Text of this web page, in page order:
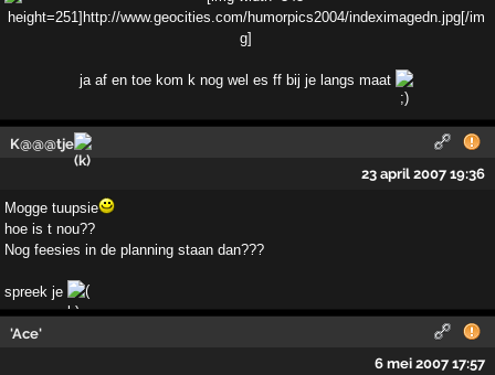
ja af en toe kom k nog wel es ff bij je langs maat
K@@@tje
23 april 2007 19:36
Mogge tuupsie
hoe is t nou??
Nog feesies in de planning staan dan???
spreek je
'Ace'
6 mei 2007 17:57